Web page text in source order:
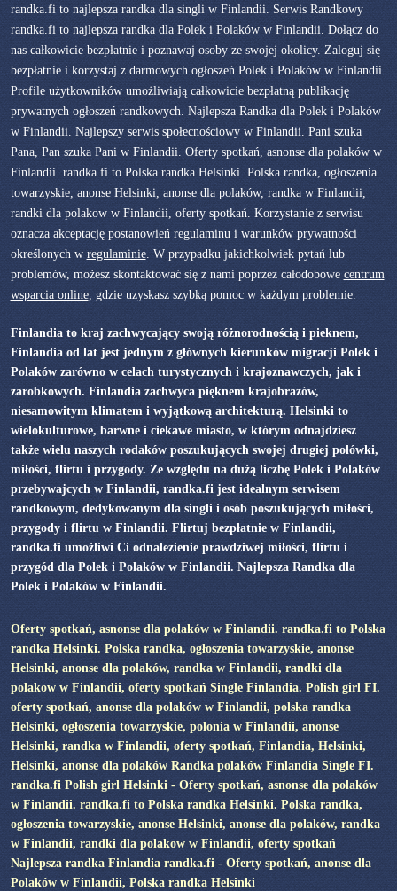
randka.fi to najlepsza randka dla singli w Finlandii. Serwis Randkowy
randka.fi to najlepsza randka dla Polek i Polaków w Finlandii. Dołącz do
nas całkowicie bezpłatnie i poznawaj osoby ze swojej okolicy. Zaloguj się
bezpłatnie i korzystaj z darmowych ogłoszeń Polek i Polaków w Finlandii.
Profile użytkowników umożliwiają całkowicie bezpłatną publikację
prywatnych ogłoszeń randkowych. Najlepsza Randka dla Polek i Polaków
w Finlandii. Najlepszy serwis społecnościowy w Finlandii. Pani szuka
Pana, Pan szuka Pani w Finlandii. Oferty spotkań, asnonse dla polaków w
Finlandii. randka.fi to Polska randka Helsinki. Polska randka, ogłoszenia
towarzyskie, anonse Helsinki, anonse dla polaków, randka w Finlandii,
randki dla polakow w Finlandii, oferty spotkań. Korzystanie z serwisu
oznacza akceptację postanowień regulaminu i warunków prywatności
określonych w regulaminie. W przypadku jakichkolwiek pytań lub
problemów, możesz skontaktować się z nami poprzez całodobowe centrum
wsparcia online, gdzie uzyskasz szybką pomoc w każdym problemie.
Finlandia to kraj zachwycający swoją różnorodnością i pieknem,
Finlandia od lat jest jednym z głównych kierunków migracji Polek i
Polaków zarówno w celach turystycznych i krajoznawczych, jak i
zarobkowych. Finlandia zachwyca pięknem krajobrazów,
niesamowitym klimatem i wyjątkową architekturą. Helsinki to
wielokulturowe, barwne i ciekawe miasto, w którym odnajdziesz
także wielu naszych rodaków poszukujących swojej drugiej połówki,
miłości, flirtu i przygody. Ze względu na dużą liczbę Polek i Polaków
przebywajcych w Finlandii, randka.fi jest idealnym serwisem
randkowym, dedykowanym dla singli i osób poszukujących miłości,
przygody i flirtu w Finlandii. Flirtuj bezpłatnie w Finlandii,
randka.fi umożliwi Ci odnalezienie prawdziwej miłości, flirtu i
przygód dla Polek i Polaków w Finlandii. Najlepsza Randka dla
Polek i Polaków w Finlandii.
Oferty spotkań, asnonse dla polaków w Finlandii. randka.fi to Polska
randka Helsinki. Polska randka, ogłoszenia towarzyskie, anonse
Helsinki, anonse dla polaków, randka w Finlandii, randki dla
polakow w Finlandii, oferty spotkań Single Finlandia. Polish girl FI.
oferty spotkań, anonse dla polaków w Finlandii, polska randka
Helsinki, ogłoszenia towarzyskie, polonia w Finlandii, anonse
Helsinki, randka w Finlandii, oferty spotkań, Finlandia, Helsinki,
Helsinki, anonse dla polaków Randka polaków Finlandia Single FI.
randka.fi Polish girl Helsinki - Oferty spotkań, asnonse dla polaków
w Finlandii. randka.fi to Polska randka Helsinki. Polska randka,
ogłoszenia towarzyskie, anonse Helsinki, anonse dla polaków, randka
w Finlandii, randki dla polakow w Finlandii, oferty spotkań
Najlepsza randka Finlandia randka.fi - Oferty spotkań, anonse dla
Polaków w Finlandii, Polska randka Helsinki